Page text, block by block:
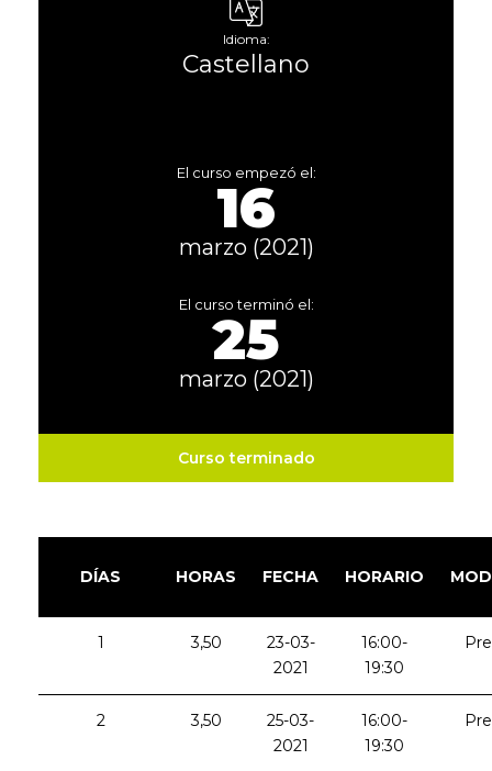
Idioma:
Castellano
El curso empezó el:
16
marzo (2021)
El curso terminó el:
25
marzo (2021)
Curso terminado
DÍAS HORAS FECHA HORARIO
1 3,50
23-03-
2021
16:00-
19:30
2 3,50
25-03-
2021
16:00-
19:30